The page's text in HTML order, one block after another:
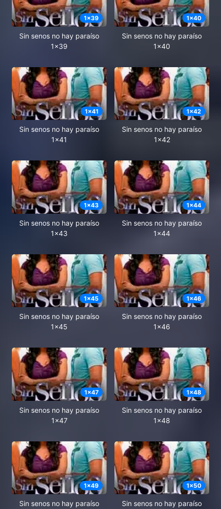
1x39
Sin senos no hay paraíso
1x39
1x40
Sin senos no hay paraíso
1x40
1x41
Sin senos no hay paraíso
1x41
1x42
Sin senos no hay paraíso
1x42
1x43
Sin senos no hay paraíso
1x43
1x44
Sin senos no hay paraíso
1x44
1x45
Sin senos no hay paraíso
1x45
1x46
Sin senos no hay paraíso
1x46
1x47
Sin senos no hay paraíso
1x47
1x48
Sin senos no hay paraíso
1x48
1x49
Sin senos no hay paraíso
1x50
Sin senos no hay paraíso